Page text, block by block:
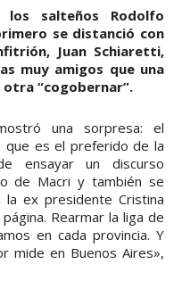
los salteños Rodolfo
se distanció con
Juan Schiaretti,
muy amigos que una
“cogobernar”.
una sorpresa: el
que es el preferido de la
ensayar un discurso
de Macri y también se
ex presidente Cristina
Rearmar la liga de
en cada provincia. Y
mide en Buenos Aires»,